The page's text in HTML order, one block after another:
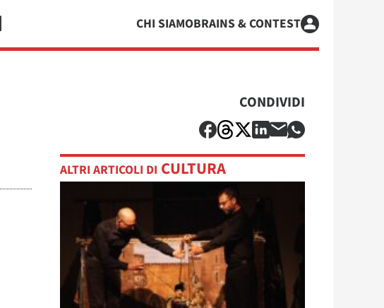
CHI SIAMOBRAINS & CONTEST
CONDIVIDI
ALTRI ARTICOLI DI CULTURA